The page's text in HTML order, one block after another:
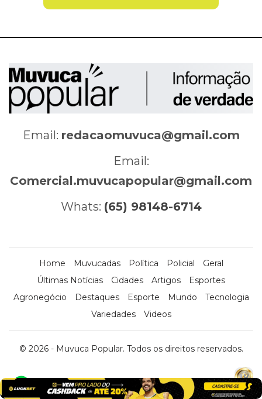
x
Email: redacaomuvuca@gmail.com
Email:
Comercial.muvucapopular@gmail.com
Whats: (65) 98148-6714
Home Muvucadas Política Policial
Geral
Últimas Notícias
Cidades Artigos
Esportes
Agronegócio
Destaques Esporte Mundo
Tecnologia
Variedades
Videos
© 2026 - Muvuca Popular. Todos os direitos reservados.